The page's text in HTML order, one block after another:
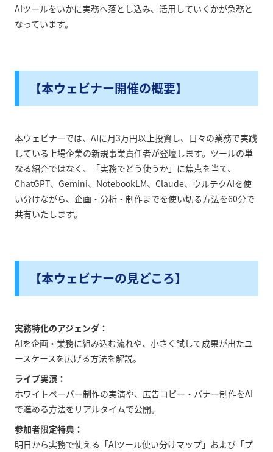
AIツールをいかに実務へ落とし込み、活用していくかが急務と
なっています。
【本ウェビナー開催の概要】
本ウェビナーでは、AIに月3万円以上投資し、日々の業務で実践
している上場企業の新規事業責任者が登壇します。ツールの単
なる紹介ではなく、「実務でどう使うか」に焦点を当て、
ChatGPT、Gemini、NotebookLM、Claude、ウルテクAIを使
い分けながら、企画・分析・制作までを使い切る方法を60分で
共有いたします。
【本ウェビナーの見どころ】
実務特化のアジェンダ：
AIを企画・業務に組み込む流れや、小さく試して成果が出たユ
ースケースを広げる方法を解説。
ライブ実演：
ホワイトペーパー制作の実演や、広告コピー・バナー制作をAI
で進める方法をリアルタイムで公開。
参加者限定特典：
明日から実務で使える「AIツール使い分けマップ」および「プ